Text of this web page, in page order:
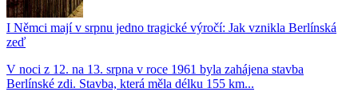
I Němci mají v srpnu jedno tragické výročí: Jak vznikla Berlínská
zeď
V noci z 12. na 13. srpna v roce 1961 byla zahájena stavba
Berlínské zdi. Stavba, která měla délku 155 km...